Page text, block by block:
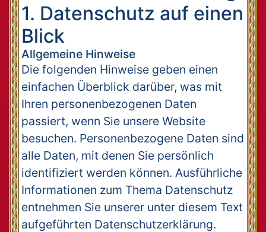
1. Datenschutz auf einen
Blick
Allgemeine Hinweise
Die folgenden Hinweise geben einen
einfachen Überblick darüber, was mit
Ihren personenbezogenen Daten
passiert, wenn Sie unsere Website
besuchen. Personenbezogene Daten sind
alle Daten, mit denen Sie persönlich
identifiziert werden können. Ausführliche
Informationen zum Thema Datenschutz
entnehmen Sie unserer unter diesem Text
aufgeführten Datenschutzerklärung.